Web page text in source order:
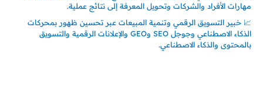
مهارات الأفراد والشركات وتحويل المعرفة إلى نتائج عملية.
📈 خبير التسويق الرقمي وتنمية المبيعات عبر تحسين ظهور بمحركات
الذكاء الاصطناعي وجوجل SEO وGEO والإعلانات الرقمية والتسويق
بالمحتوى والذكاء الاصطناعي.